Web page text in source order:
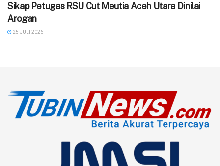
‎Sikap Petugas RSU Cut Meutia Aceh Utara Dinilai
Arogan
25 JULI 2026